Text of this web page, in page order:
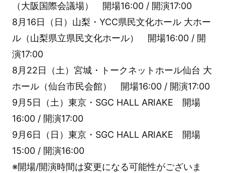
（大阪国際会議場） 開場16:00 / 開演17:00
8月16日（日）山梨・YCC県民文化ホール 大ホー
ル（山梨県立県民文化ホール） 開場16:00 / 開
演17:00
8月22日（土）宮城・トークネットホール仙台 大
ホール（仙台市民会館） 開場16:00 / 開演17:00
9月5日（土）東京・SGC HALL ARIAKE 開場
16:00 / 開演17:00
9月6日（日）東京・SGC HALL ARIAKE 開場
15:00 / 開演16:00
※開場/開演時間は変更になる可能性がございま